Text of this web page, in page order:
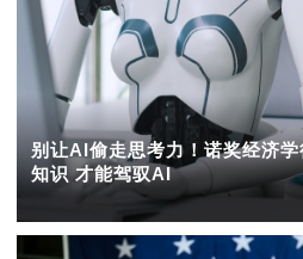
别让AI偷走思考力！诺奖经济
知识 才能驾驭AI